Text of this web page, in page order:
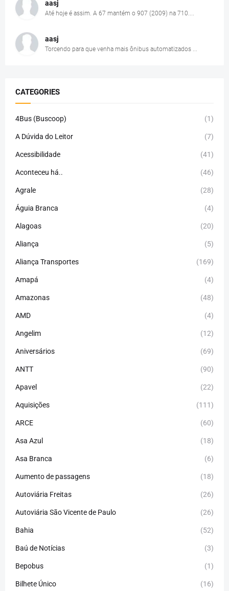
aasj
Até hoje é assim. A 67 mantém o 907 (2009) na 710....
aasj
Torcendo para que venha mais ônibus automatizados ...
CATEGORIES
4Bus (Buscoop) (1)
A Dúvida do Leitor (7)
Acessibilidade (41)
Aconteceu há.. (46)
Agrale (28)
Águia Branca (4)
Alagoas (20)
Aliança (5)
Aliança Transportes (169)
Amapá (4)
Amazonas (48)
AMD (4)
Angelim (12)
Aniversários (69)
ANTT (90)
Apavel (22)
Aquisições (111)
ARCE (60)
Asa Azul (18)
Asa Branca (6)
Aumento de passagens (18)
Autoviária Freitas (26)
Autoviária São Vicente de Paulo (26)
Bahia (52)
Baú de Notícias (3)
Bepobus (1)
Bilhete Único (16)